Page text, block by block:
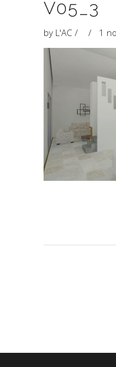
V05_3
by L'AC 1